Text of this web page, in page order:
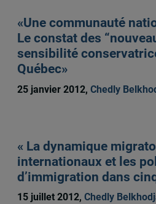
«Une communauté
Le constat des
sensibilité
Québec»
25 janvier 2012, Chedly
« La dynamique
internationaux et les
d’immigration dans
15 juillet 2012, Chedly